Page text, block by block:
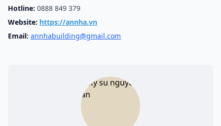
Hotline: 0888 849 379
Website: https://annha.vn
Email: annhabuilding@gmail.com